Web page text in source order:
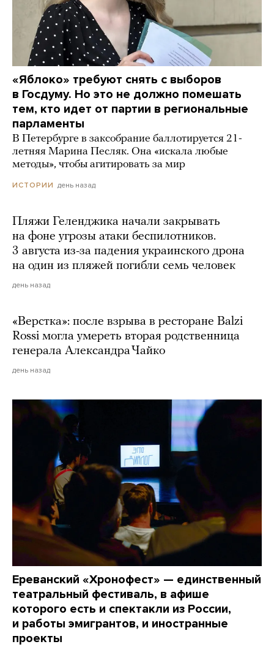
«Яблоко» требуют снять с выборов
в Госдуму. Но это не должно помешать
тем, кто идет от партии в региональные
парламенты
В Петербурге в заксобрание баллотируется 21-
летняя Марина Песляк. Она «искала любые
методы», чтобы агитировать за мир
ИСТОРИИ день назад
Пляжи Геленджика начали закрывать
на фоне угрозы атаки беспилотников.
3 августа из-за падения украинского дрона
на один из пляжей погибли семь человек
день назад
«Верстка»: после взрыва в ресторане Balzi
Rossi могла умереть вторая родственница
генерала Александра Чайко
день назад
Ереванский «Хронофест» — единственный
театральный фестиваль, в афише
которого есть и спектакли из России,
и работы эмигрантов, и иностранные
проекты